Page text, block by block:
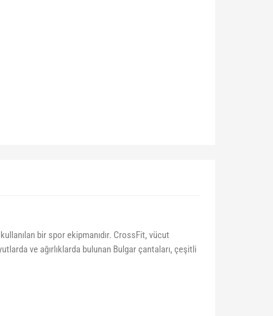
bir spor ekipmanıdır. CrossFit, vücut
ve ağırlıklarda bulunan Bulgar çantaları, çeşitli